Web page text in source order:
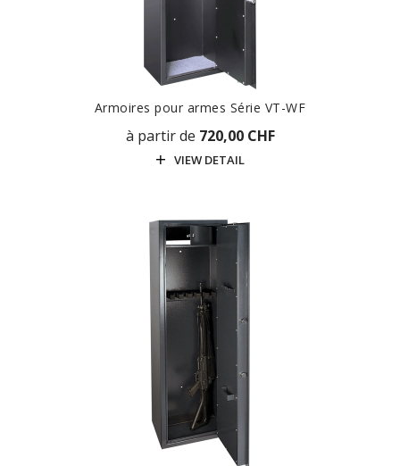
Armoires pour armes Série VT-WF
à partir de 720,00 CHF
VIEW DETAIL